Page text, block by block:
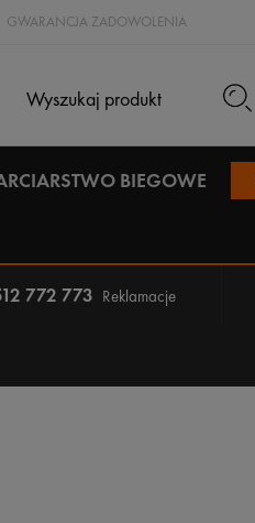
GWARANCJA ZADOWOLENIA
BIEGOWE
772 773 Reklamacje